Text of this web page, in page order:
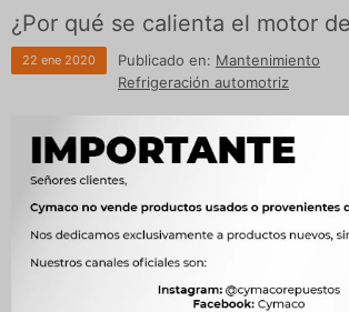
¿Por qué se calienta el motor
22 ene 2020 Publicado en: Mantenimiento
Refrigeración automotriz
100 grados muy seguido te recomendamos leer